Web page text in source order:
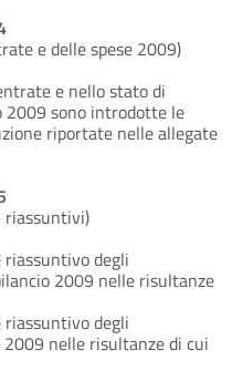
e delle spese 2009)
e nello stato di
2009 sono introdotte le
riportate nelle allegate
riassuntivi)
riassuntivo degli
2009 nelle risultanze
riassuntivo degli
nelle risultanze di cui